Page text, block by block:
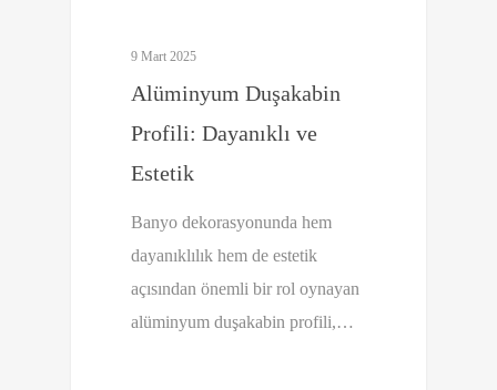
9 Mart 2025
Alüminyum Duşakabin
Profili: Dayanıklı ve
Estetik
Banyo dekorasyonunda hem
dayanıklılık hem de estetik
açısından önemli bir rol oynayan
alüminyum duşakabin profili,…